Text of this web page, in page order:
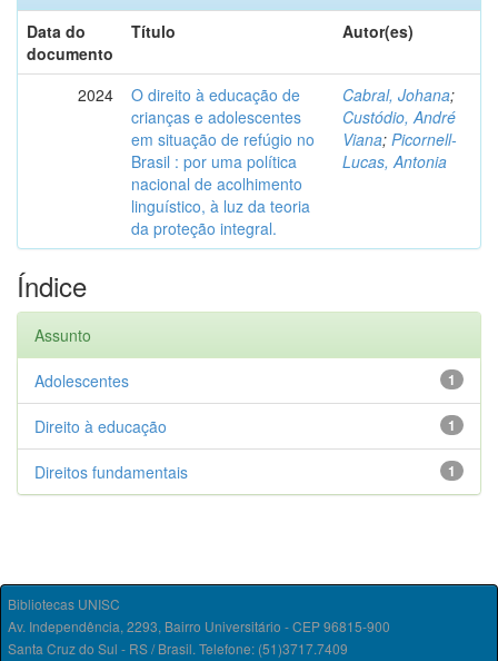
Data do
documento
Título Autor(es)
2024
O direito à educação de
crianças e adolescentes
em situação de refúgio no
Brasil : por uma política
nacional de acolhimento
linguístico, à luz da teoria
da proteção integral.
Cabral, Johana;
Custódio, André
Viana; Picornell-
Lucas, Antonia
Índice
Assunto
1
Adolescentes
1
Direito à educação
1
Direitos fundamentais
Bibliotecas UNISC
Av. Independência, 2293, Bairro Universitário - CEP 96815-900
Santa Cruz do Sul - RS / Brasil. Telefone: (51)3717.7409